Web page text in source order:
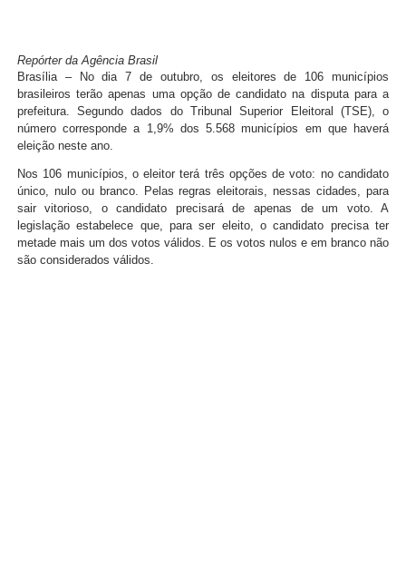
Repórter da Agência Brasil
Brasília – No dia 7 de outubro, os eleitores de 106 municípios
brasileiros terão apenas uma opção de candidato na disputa para a
prefeitura. Segundo dados do Tribunal Superior Eleitoral (TSE), o
número corresponde a 1,9% dos 5.568 municípios em que haverá
eleição neste ano.
Nos 106 municípios, o eleitor terá três opções de voto: no candidato
único, nulo ou branco. Pelas regras eleitorais, nessas cidades, para
sair vitorioso, o candidato precisará de apenas de um voto. A
legislação estabelece que, para ser eleito, o candidato precisa ter
metade mais um dos votos válidos. E os votos nulos e em branco não
são considerados válidos.